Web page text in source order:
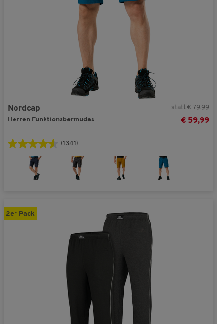
Nordcap
Herren Funktionsbermudas
statt € 79,99
€ 59,99
(1341)
2er Pack